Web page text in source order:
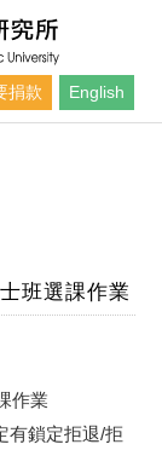
捐款 English
班選課作業
作業
有鎖定拒退/拒